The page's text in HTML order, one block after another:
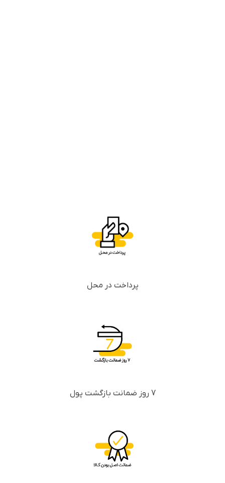
پرداخت در محل
7 روز ضمانت بازگشت پول